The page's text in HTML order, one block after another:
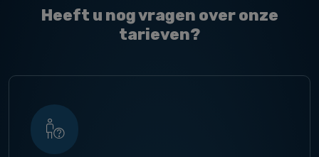
Heeft u nog vragen over onze
tarieven?